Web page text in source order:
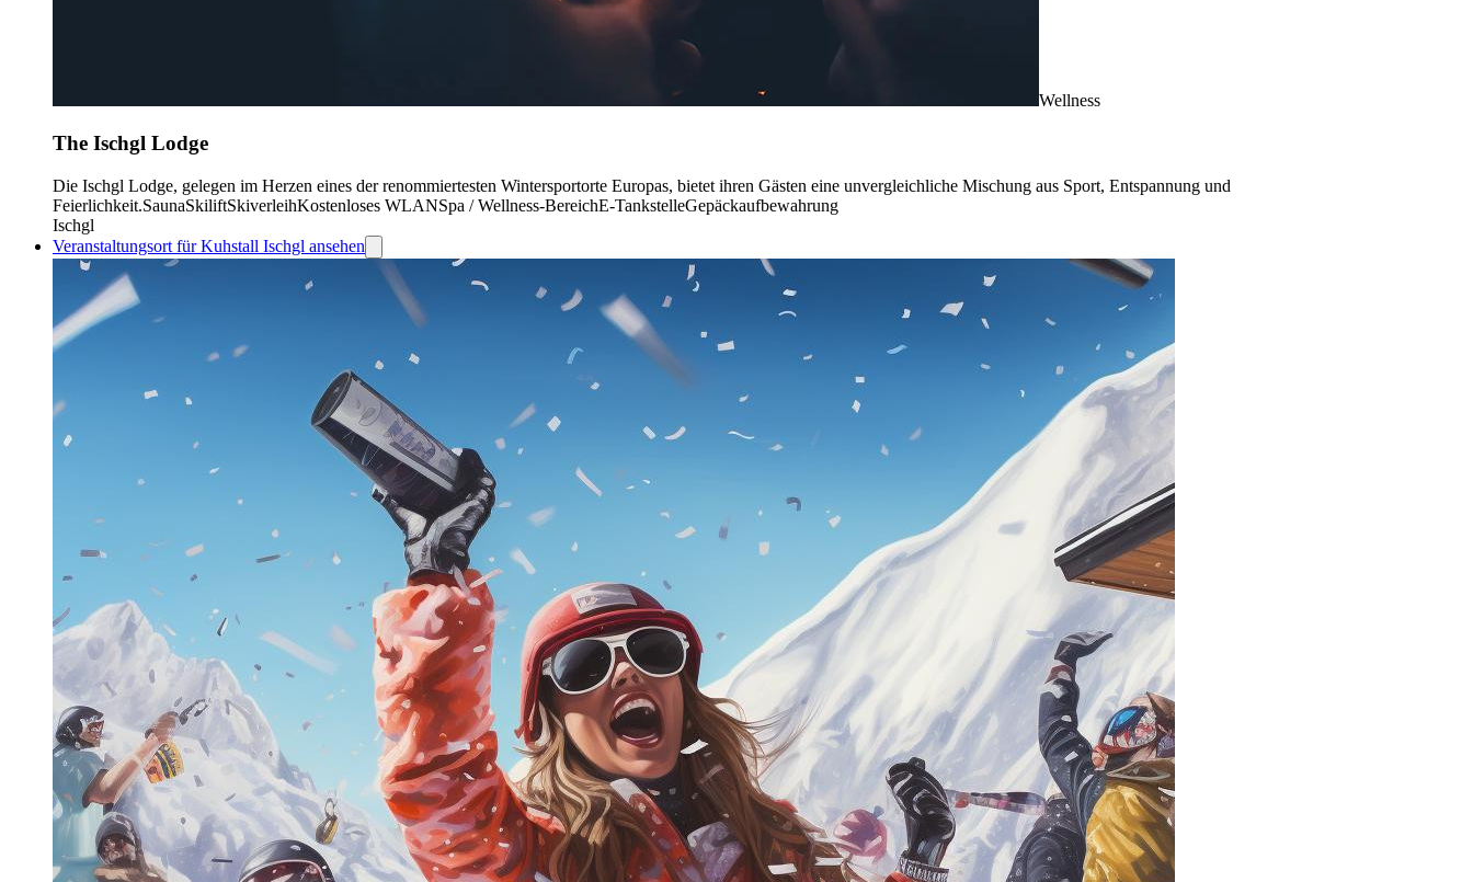
Wellness
The Ischgl Lodge
Die Ischgl Lodge, gelegen im Herzen eines der renommiertesten Wintersportorte Europas, bietet ihren Gästen eine unvergleichliche Mischung aus Sport, Entspannung und
Feierlichkeit.SaunaSkiliftSkiverleihKostenloses WLANSpa / Wellness-BereichE-TankstelleGepäckaufbewahrung
Ischgl
Veranstaltungsort für Kuhstall Ischgl ansehen